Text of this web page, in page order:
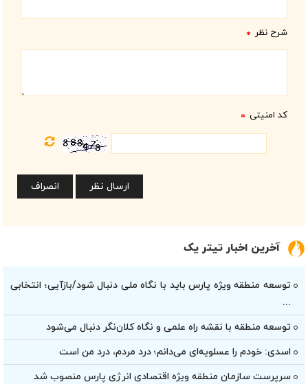
شرح نظر *
کد امنیتی *
آخرین اخبار تیتر یک
توسعه منطقه ویژه پارس باید با نگاه ملی دنبال شود/بازآیی؛ انتخابی
...
توسعه منطقه با نقشه راه علمی و نگاه کلان‌نگر دنبال می‌شود
اسدی: خودم را عسلویه‌ای می‌دانم؛ درد مردم، درد من است
سرپرست سازمان منطقه ویژه اقتصادی انرژی پارس منصوب شد